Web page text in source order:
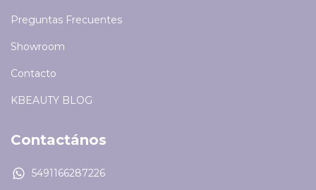
Preguntas Frecuentes
Showroom
Contacto
KBEAUTY BLOG
Contactános
5491166287226